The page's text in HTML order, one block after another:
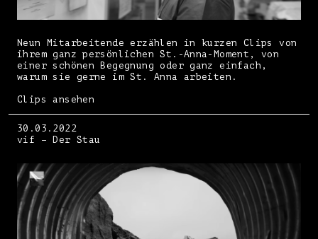
Neun Mitarbeitende erzählen in kurzen Clips von
ihrem ganz persönlichen St.-Anna-Moment, von
einer schönen Begegnung oder ganz einfach,
warum sie gerne im St. Anna arbeiten.
Clips ansehen
30.03.2022
vif – Der Stau